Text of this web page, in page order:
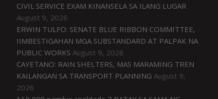
CIVIL SERVICE EXAM KINANSELA SA ILANG LUGAR
August 9, 2026
ERWIN TULFO: SENATE BLUE RIBBON COMMITTEE,
IIMBESTIGAHAN MGA SUBSTANDARD AT PALPAK NA
PUBLIC WORKS August 9, 2026
CAYETANO: RAIN SHELTERS, MAS MARAMING TREN
KAILANGAN SA TRANSPORT PLANNING August 9,
2026